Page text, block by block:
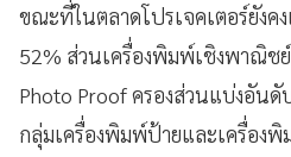
ขณะที่ในตลาดโปรเจคเตอร์ยังค
52% ส่วนเครื่องพิมพ์เชิงพาณิช
Photo Proof ครองส่วนแบ่งอัน
กลุ่มเครื่องพิมพ์ป้ายและเครื่อง